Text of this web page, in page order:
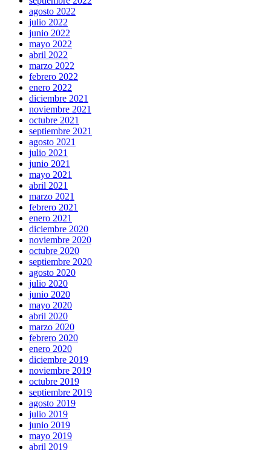
agosto 2022
julio 2022
junio 2022
mayo 2022
abril 2022
marzo 2022
febrero 2022
enero 2022
diciembre 2021
noviembre 2021
octubre 2021
septiembre 2021
agosto 2021
julio 2021
junio 2021
mayo 2021
abril 2021
marzo 2021
febrero 2021
enero 2021
diciembre 2020
noviembre 2020
octubre 2020
septiembre 2020
agosto 2020
julio 2020
junio 2020
mayo 2020
abril 2020
marzo 2020
febrero 2020
enero 2020
diciembre 2019
noviembre 2019
octubre 2019
septiembre 2019
agosto 2019
julio 2019
junio 2019
mayo 2019
abril 2019